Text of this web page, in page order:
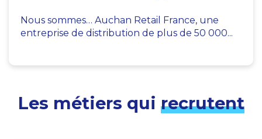
Nous sommes… Auchan Retail France, une
entreprise de distribution de plus de 50 000...
Les métiers qui recrutent